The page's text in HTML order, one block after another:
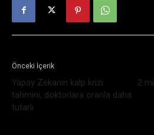
Önceki İçerik
Yapay Zekanın kalp krizi
tahmini, doktorlara oranla daha
tutarlı
2